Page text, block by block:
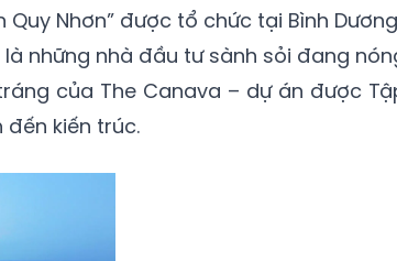
Nhơn” được tổ chức tại Bình
những nhà đầu tư sành sỏi đang
của The Canava – dự án được
đến kiến trúc.